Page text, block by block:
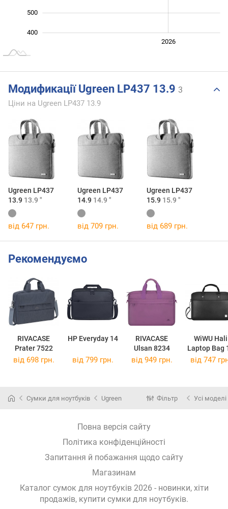
400
500
2026
Модификації Ugreen LP437 13.9 3
Ціни на Ugreen LP437 13.9
Ugreen LP437
13.9 13.9 "
Ugreen LP437
14.9 14.9 "
Ugreen LP437
15.9 15.9 "
від 647 грн. від 709 грн. від 689 грн.
Рекомендуємо
RIVACASE
Prater 7522
HP Everyday 14
RIVACASE
Ulsan 8234
WiWU Hali
Laptop Bag
від 698 грн. від 799 грн. від 949 грн. від 747
Сумки для ноутбуків Ugreen Фільтр Усі моделі
Повна версія сайту
Політика конфіденційності
Запитання й побажання щодо сайту
Магазинам
Каталог сумок для ноутбуків 2026 - новинки, хіти
продажів, купити сумки для ноутбуків.